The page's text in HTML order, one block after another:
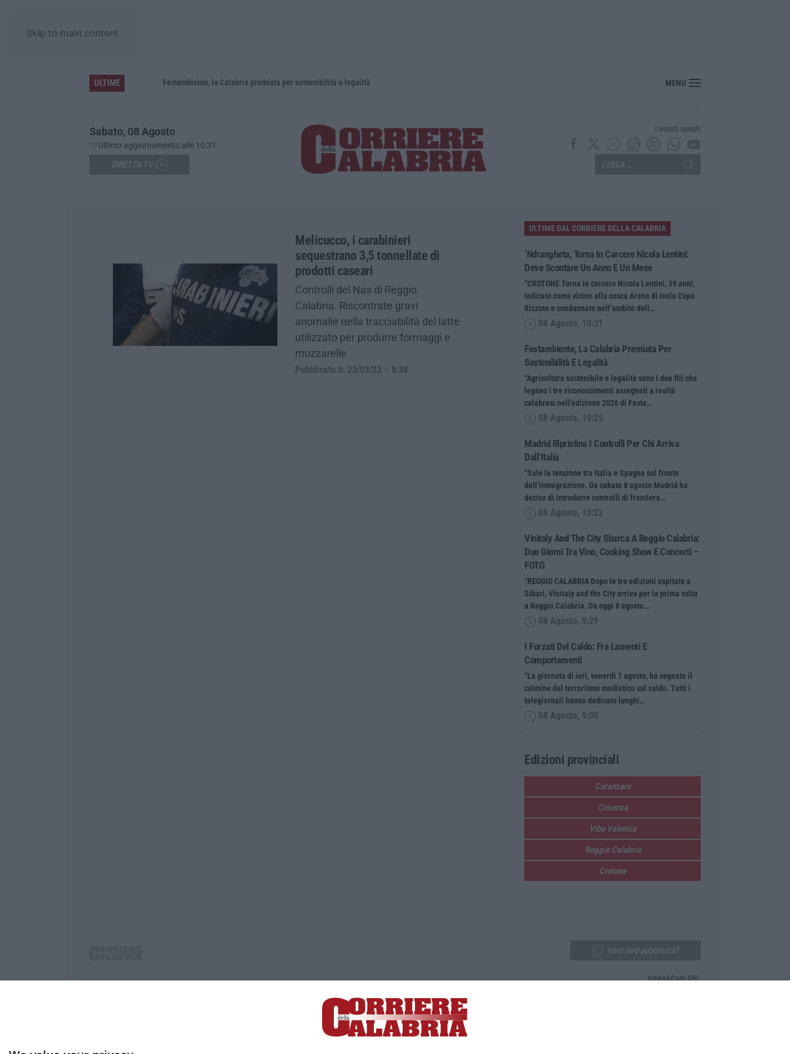
Skip to main content
ULTIME Festambiente, la Calabria premiata per sostenibilità e legalità MENU
Sabato, 08 Agosto
Ultimo aggiornamento alle 10:31
I nostri canali
Melicucco, i carabinieri
sequestrano 3,5 tonnellate di
prodotti caseari
Controlli del Nas di Reggio
Calabria. Riscontrate gravi
anomalie nella tracciabilità del latte
utilizzato per produrre formaggi e
mozzarelle
Pubblicato il: 23/03/23 – 8:38
ULTIME DAL CORRIERE DELLA CALABRIA
’Ndrangheta, Torna In Carcere Nicola Lentini:
Deve Scontare Un Anno E Un Mese
“CROTONE Torna in carcere Nicola Lentini, 39 anni,
indicato come vicino alla cosca Arena di Isola Capo
Rizzuto e condannato nell’ambito dell…
08 Agosto, 10:31
Festambiente, La Calabria Premiata Per
Sostenibilità E Legalità
“Agricoltura sostenibile e legalità sono i due fili che
legano i tre riconoscimenti assegnati a realtà
calabresi nell’edizione 2026 di Festa…
08 Agosto, 10:25
Madrid Ripristina I Controlli Per Chi Arriva
Dall’Italia
“Sale la tensione tra Italia e Spagna sul fronte
dell’immigrazione. Da sabato 8 agosto Madrid ha
deciso di introdurre controlli di frontiera…
08 Agosto, 10:22
Vinitaly And The City Sbarca A Reggio Calabria:
Due Giorni Tra Vino, Cooking Show E Concerti –
FOTO
“REGGIO CALABRIA Dopo le tre edizioni ospitate a
Sibari, Vinitaly and the City arriva per la prima volta
a Reggio Calabria. Da oggi 8 agosto…
08 Agosto, 9:29
I Forzati Del Caldo: Fra Lamenti E
Comportamenti
“La giornata di ieri, venerdì 7 agosto, ha segnato il
culmine del terrorismo mediatico sul caldo. Tutti i
telegiornali hanno dedicato lunghi…
08 Agosto, 9:00
Edizioni provinciali
Catanzaro
Cosenza
Vibo Valentia
Reggio Calabria
Crotone
P.IVA. 03199620794, Via del mare 6/G, S.Eufemia, Lamezia Terme (CZ)
Iscrizione tribunale di Lamezia Terme 5/2011 - Direttore responsabile Paola Militano |Privacy
News&Com SRL